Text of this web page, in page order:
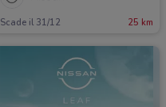
Scade il 31/12 25 km